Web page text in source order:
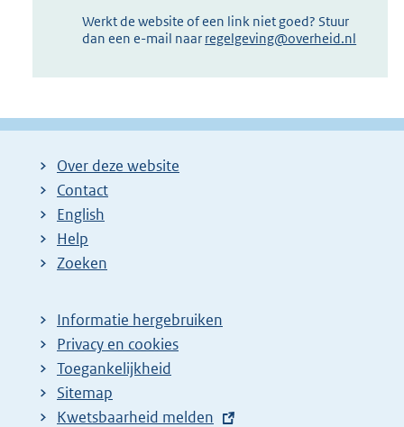
Werkt de website of een link niet goed? Stuur
dan een e-mail naar regelgeving@overheid.nl
Over deze website
Contact
English
Help
Zoeken
Informatie hergebruiken
Privacy en cookies
Toegankelijkheid
Sitemap
E
Kwetsbaarheid melden